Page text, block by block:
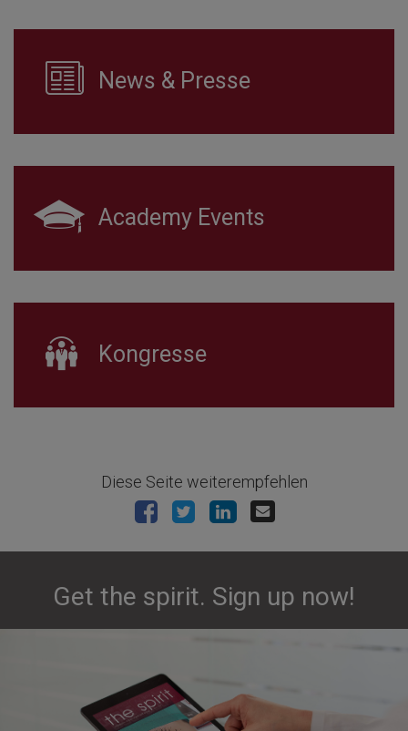
News & Presse
Academy Events
Kongresse
Diese Seite weiterempfehlen
Get the spirit. Sign up now!